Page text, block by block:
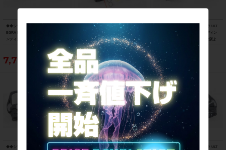
◆◆シマノ SHIMANO アルテグラ ULT
EGRA PD-6700-C SPD-SL カーボン ビ
ンディングペダル（サイクルパラダイ
ス大阪より配送）
7,700円
◆◆ガーミン GARMIN ラリー RALLY
RS200 デュアルセンシングパワーメー
ターペダル SPD-SL ビンディングペダ
ル（サイクルパラダイス大阪より配
86,900円
◆◆シマノ SHIMANO アルテグラ ULT
EGRA PD-R8000 SPD-SL ビンディン
グペダル（サイクルパラダイス大阪よ
8,800円
◆◆シマノ SHIMANO アルテグラ ULT
◆◆シマノ SHIMANO アルテグラ ULT
◆◆シマノ SHIMANO アルテグラ ULT